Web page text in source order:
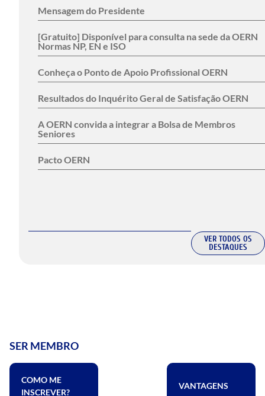
VER TODOS OS
DESTAQUES
Mensagem do Presidente
[Gratuito] Disponível para consulta na sede da OERN
Normas NP, EN e ISO
Conheça o Ponto de Apoio Profissional OERN
Resultados do Inquérito Geral de Satisfação OERN
A OERN convida a integrar a Bolsa de Membros
Seniores
Pacto OERN
SER MEMBRO
COMO ME
INSCREVER?
VANTAGENS